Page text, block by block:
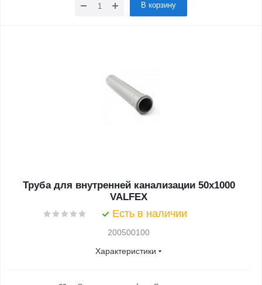
В корзину
Труба для внутренней канализации 50х1000
VALFEX
Есть в наличии
200500100
Характеристики